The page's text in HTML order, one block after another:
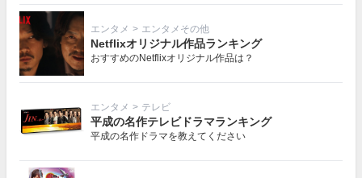
エンタメ > エンタメその他
Netflixオリジナル作品ランキング
おすすめのNetflixオリジナル作品は？
エンタメ > テレビ
平成の名作テレビドラマランキング
平成の名作ドラマを教えてください